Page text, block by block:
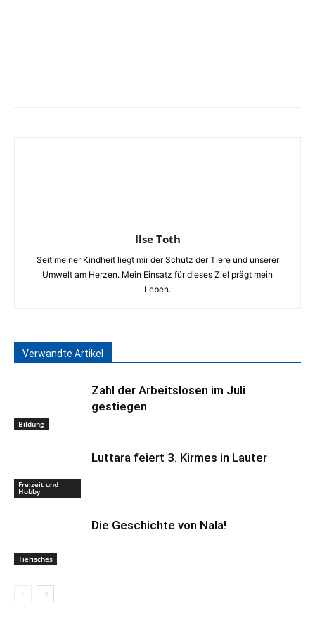
Ilse Toth
Seit meiner Kindheit liegt mir der Schutz der Tiere und unserer
Umwelt am Herzen. Mein Einsatz für dieses Ziel prägt mein
Leben.
Verwandte Artikel
Bildung
Zahl der Arbeitslosen im Juli
gestiegen
Freizeit und
Hobby
Luttara feiert 3. Kirmes in Lauter
Tierisches
Die Geschichte von Nala!